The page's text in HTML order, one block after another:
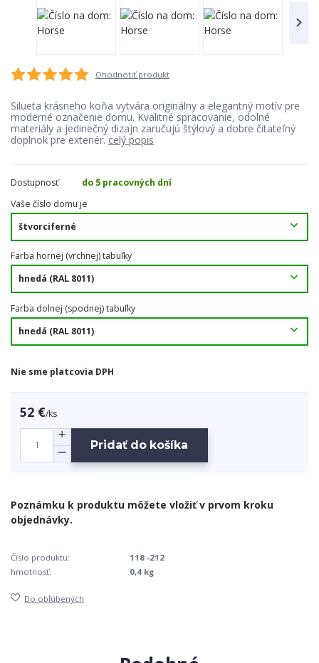
Ohodnotiť produkt
Silueta krásneho koňa vytvára originálny a elegantný motív pre
moderné označenie domu. Kvalitné spracovanie, odolné
materiály a jedinečný dizajn zaručujú štýlový a dobre čitateľný
doplnok pre exteriér. celý popis
Dostupnosť
do 5 pracovných dní
Vaše číslo domu je
Farba hornej (vrchnej) tabuľky
Farba dolnej (spodnej) tabuľky
Nie sme platcovia DPH
52 €/ks
Pridať do košíka
Číslo produktu:
118 -212
hmotnosť:
0,4 kg
Do obľúbených